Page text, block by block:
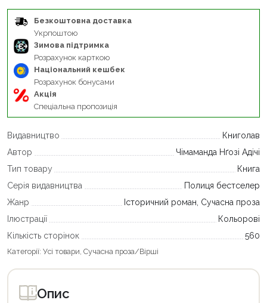
Безкоштовна доставка
Укрпоштою
Зимова підтримка
Розрахунок карткою
Національний кешбек
Розрахунок бонусами
Акція
Спеціальна пропозиція
Видавництво
Книголав
Автор
Чімаманда Нґозі Адічі
Тип товару
Книга
Серія видавництва
Полиця бестселер
Жанр
Історичний роман, Сучасна проза
Ілюстрації
Кольорові
Кількість сторінок
560
Категорії: Усі товари Сучасна проза/Вірші
Опис